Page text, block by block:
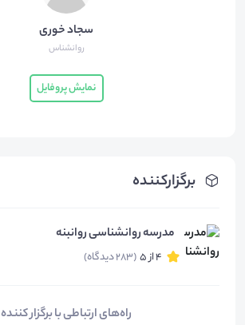
برگزارکننده
مدرسه روانشناسی روانبنه
4 از 5 (283 دیدگاه)
راه‌های ارتباطی با برگزار کننده
سجاد خوری
روانشناس
نمایش پروفایل